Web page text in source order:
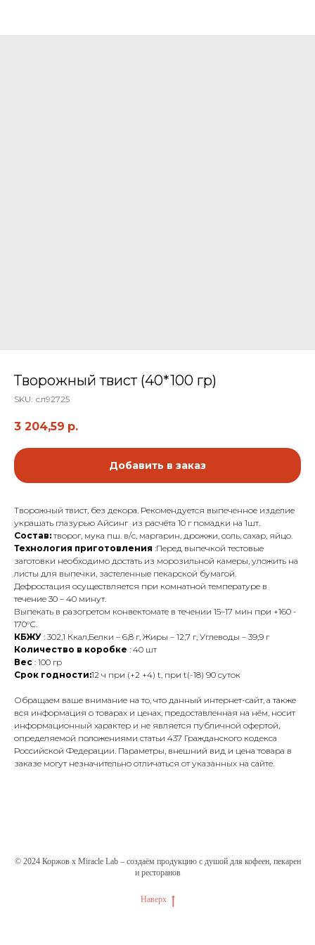
Творожный твист (40*100 гр)
SKU: сл92725
3 204,59 р.
Добавить в заказ
Творожный твист, без декора. Рекомендуется выпеченное изделие
украшать глазурью Айсинг из расчёта 10 г помадки на 1шт.
Состав:творог, мука пш. в/с, маргарин, дрожжи, соль, сахар, яйцо.
Технология приготовления :Перед выпечкой тестовые
заготовки необходимо достать из морозильной камеры, уложить на
листы для выпечки, застеленные пекарской бумагой.
Дефростация осуществляется при комнатной температуре в
течение 30 – 40 минут.
Выпекать в разогретом конвектомате в течении 15–17 мин при +160 -
170°С.
КБЖУ : 302,1 Ккал,Белки – 6,8 г, Жиры – 12,7 г, Углеводы – 39,9 г
Количество в коробке : 40 шт
Вес : 100 гр
Срок годности:12 ч при (+2 +4) t, при t(-18) 90 суток
Обращаем ваше внимание на то, что данный интернет-сайт, а также
вся информация о товарах и ценах, предоставленная на нём, носит
информационный характер и не является публичной офертой,
определяемой положениями статьи 437 Гражданского кодекса
Российской Федерации. Параметры, внешний вид и цена товара в
заказе могут незначительно отличаться от указанных на сайте.
© 2024 Коржов х Miracle Lab – создаём продукцию с душой для кофеен, пекарен
и ресторанов
Наверх